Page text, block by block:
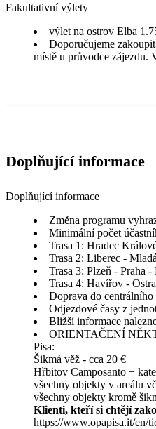
Fakultativní výlety
výlet na ostrov Elba
Doporučujeme
místě u průvodce zájezdu.
Doplňující informace
Doplňující informace
Změna programu
Minimální počet
Trasa 1: Hradec
Trasa 2: Liberec -
Trasa 3: Plzeň - Praha
Trasa 4: Havířov -
Doprava do
Odjezdové časy z
Bližší informace
ORIENTAČENÍ
Pisa:
Šikmá věž - cca 20 €
Hřbitov Camposanto +
všechny objekty v areálu
všechny objekty kromě
Klienti, kteří si chtějí
https://www.opapisa.it/en/